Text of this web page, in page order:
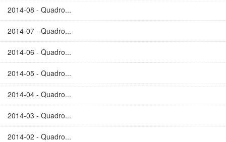
2014-08 - Quadro...
2014-07 - Quadro...
2014-06 - Quadro...
2014-05 - Quadro...
2014-04 - Quadro...
2014-03 - Quadro...
2014-02 - Quadro...